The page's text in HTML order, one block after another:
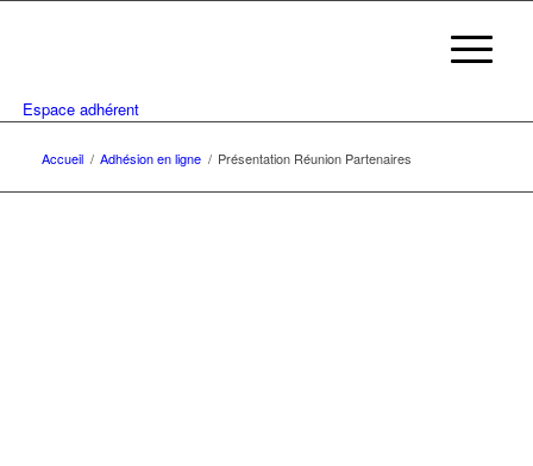
Espace adhérent
Accueil / Adhésion en ligne / Présentation Réunion Partenaires